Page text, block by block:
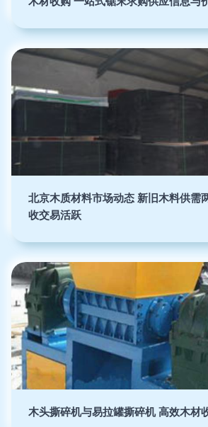
北京木质材料市场动态 新旧木料供需
收交易活跃
木头撕碎机与易拉罐撕碎机 高效木材